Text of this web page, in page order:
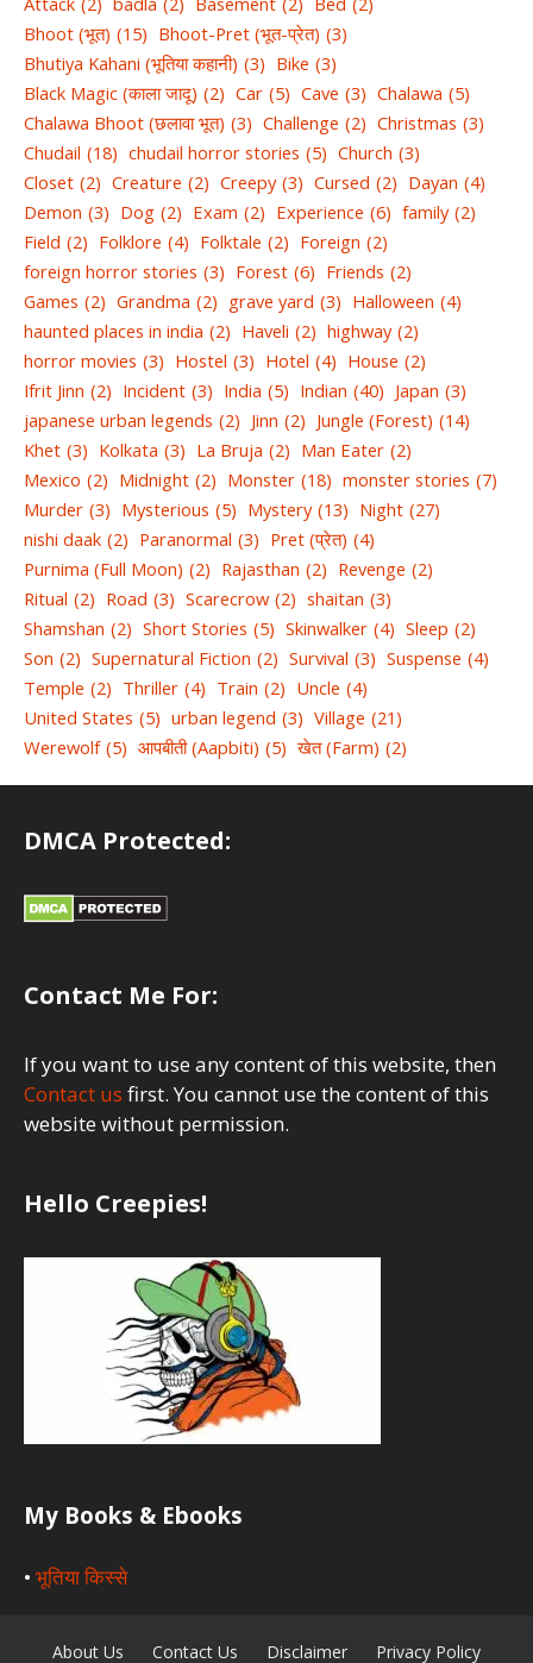
Bhoot (भूत) (15) Bhoot-Pret (भूत-प्रेत) (3)
Bhutiya Kahani (भूतिया कहानी) (3) Bike (3)
Black Magic (काला जादू) (2) Car (5) Cave (3) Chalawa (5)
Chalawa Bhoot (छलावा भूत) (3) Challenge (2) Christmas (3)
Chudail (18) chudail horror stories (5) Church (3)
Closet (2) Creature (2) Creepy (3) Cursed (2) Dayan (4)
Demon (3) Dog (2) Exam (2) Experience (6) family (2)
Field (2) Folklore (4) Folktale (2) Foreign (2)
foreign horror stories (3) Forest (6) Friends (2)
Games (2) Grandma (2) grave yard (3) Halloween (4)
haunted places in india (2) Haveli (2) highway (2)
horror movies (3) Hostel (3) Hotel (4) House (2)
Ifrit Jinn (2) Incident (3) India (5) Indian (40) Japan (3)
japanese urban legends (2) Jinn (2) Jungle (Forest) (14)
Khet (3) Kolkata (3) La Bruja (2) Man Eater (2)
Mexico (2) Midnight (2) Monster (18) monster stories (7)
Murder (3) Mysterious (5) Mystery (13) Night (27)
nishi daak (2) Paranormal (3) Pret (प्रेत) (4)
Purnima (Full Moon) (2) Rajasthan (2) Revenge (2)
Ritual (2) Road (3) Scarecrow (2) shaitan (3)
Shamshan (2) Short Stories (5) Skinwalker (4) Sleep (2)
Son (2) Supernatural Fiction (2) Survival (3) Suspense (4)
Temple (2) Thriller (4) Train (2) Uncle (4)
United States (5) urban legend (3) Village (21)
Werewolf (5) आपबीती (Aapbiti) (5) खेत (Farm) (2)
DMCA Protected:
Contact Me For:
If you want to use any content of this website, then
Contact us first. You cannot use the content of this
website without permission.
Hello Creepies!
My Books & Ebooks
• भूतिया किस्से
About Us Contact Us Disclaimer Privacy Policy